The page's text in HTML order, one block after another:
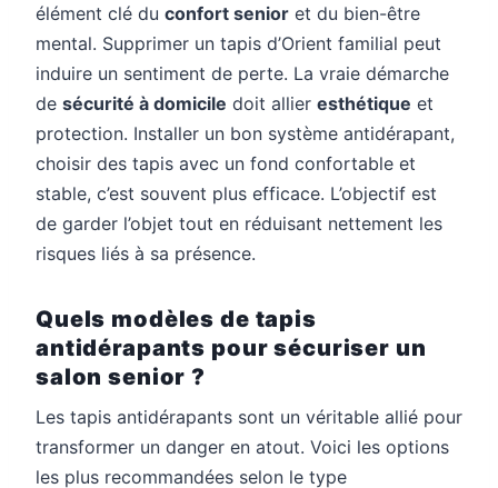
élément clé du confort senior et du bien-être
mental. Supprimer un tapis d’Orient familial peut
induire un sentiment de perte. La vraie démarche
de sécurité à domicile doit allier esthétique et
protection. Installer un bon système antidérapant,
choisir des tapis avec un fond confortable et
stable, c’est souvent plus efficace. L’objectif est
de garder l’objet tout en réduisant nettement les
risques liés à sa présence.
Quels modèles de tapis
antidérapants pour sécuriser un
salon senior ?
Les tapis antidérapants sont un véritable allié pour
transformer un danger en atout. Voici les options
les plus recommandées selon le type